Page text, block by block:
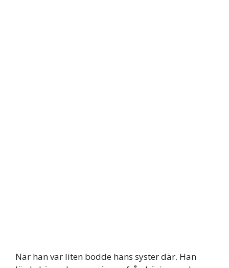
När han var liten bodde hans syster där. Han